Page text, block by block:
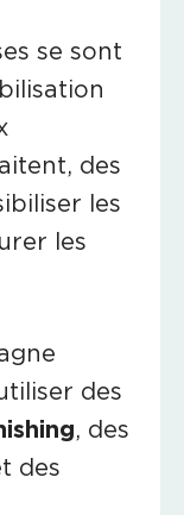
se sont
des
les
les
des
, des
des